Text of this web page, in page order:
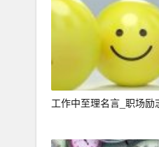
吹风机吹干湿发
电动牙刷震动强
剃须刀嗡嗡响，
“`
工作中至理名言_职场励